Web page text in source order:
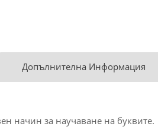
Допълнителна Информация
начин за научаване на буквите.